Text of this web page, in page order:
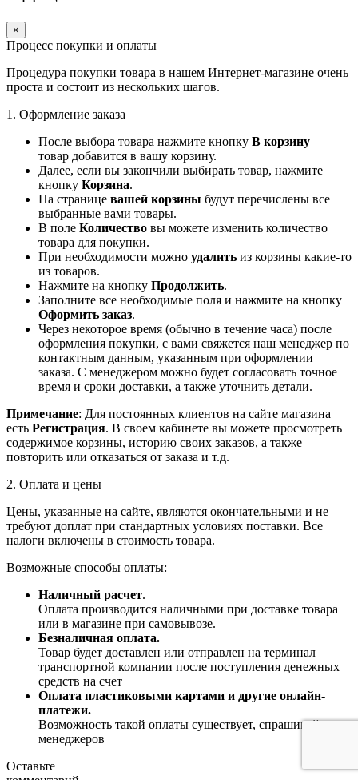
×
Процесс покупки и оплаты
Процедура покупки товара в нашем Интернет-магазине очень
проста и состоит из нескольких шагов.
1. Оформление заказа
После выбора товара нажмите кнопку В корзину —
товар добавится в вашу корзину.
Далее, если вы закончили выбирать товар, нажмите
кнопку Корзина.
На странице вашей корзины будут перечислены все
выбранные вами товары.
В поле Количество вы можете изменить количество
товара для покупки.
При необходимости можно удалить из корзины какие-то
из товаров.
Нажмите на кнопку Продолжить.
Заполните все необходимые поля и нажмите на кнопку
Оформить заказ.
Через некоторое время (обычно в течение часа) после
оформления покупки, с вами свяжется наш менеджер по
контактным данным, указанным при оформлении
заказа. С менеджером можно будет согласовать точное
время и сроки доставки, а также уточнить детали.
Примечание: Для постоянных клиентов на сайте магазина
есть Регистрация. В своем кабинете вы можете просмотреть
содержимое корзины, историю своих заказов, а также
повторить или отказаться от заказа и т.д.
2. Оплата и цены
Цены, указанные на сайте, являются окончательными и не
требуют доплат при стандартных условиях поставки. Все
налоги включены в стоимость товара.
Возможные способы оплаты:
Наличный расчет.
Оплата производится наличными при доставке товара
или в магазине при самовывозе.
Безналичная оплата.
Товар будет доставлен или отправлен на терминал
транспортной компании после поступления денежных
средств на счет
Оплата пластиковыми картами и другие онлайн-
платежи.
Возможность такой оплаты существует, спрашивайте у
менеджеров
Оставьте